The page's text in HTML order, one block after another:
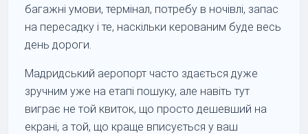
багажні умови, термінал, потребу в ночівлі, запас
на пересадку і те, наскільки керованим буде весь
день дороги.
Мадридський аеропорт часто здається дуже
зручним уже на етапі пошуку, але навіть тут
виграє не той квиток, що просто дешевший на
екрані, а той, що краще вписується у ваш